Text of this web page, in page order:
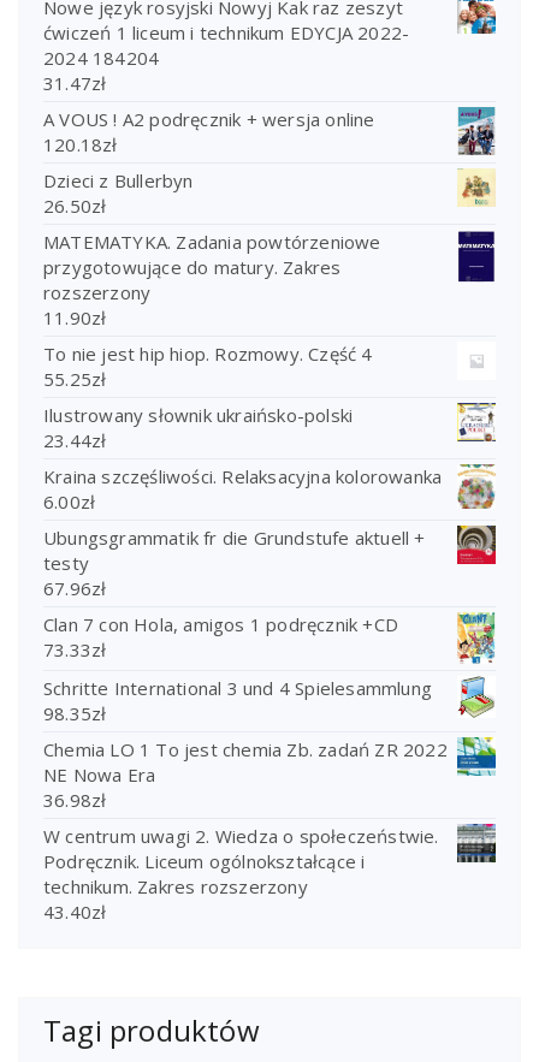
Nowe język rosyjski Nowyj Kak raz zeszyt
ćwiczeń 1 liceum i technikum EDYCJA 2022-
2024 184204
31.47zł
A VOUS ! A2 podręcznik + wersja online
120.18zł
Dzieci z Bullerbyn
26.50zł
MATEMATYKA. Zadania powtórzeniowe
przygotowujące do matury. Zakres
rozszerzony
11.90zł
To nie jest hip hiop. Rozmowy. Część 4
55.25zł
Ilustrowany słownik ukraińsko-polski
23.44zł
Kraina szczęśliwości. Relaksacyjna kolorowanka
6.00zł
Ubungsgrammatik fr die Grundstufe aktuell +
testy
67.96zł
Clan 7 con Hola, amigos 1 podręcznik +CD
73.33zł
Schritte International 3 und 4 Spielesammlung
98.35zł
Chemia LO 1 To jest chemia Zb. zadań ZR 2022
NE Nowa Era
36.98zł
W centrum uwagi 2. Wiedza o społeczeństwie.
Podręcznik. Liceum ogólnokształcące i
technikum. Zakres rozszerzony
43.40zł
Tagi produktów